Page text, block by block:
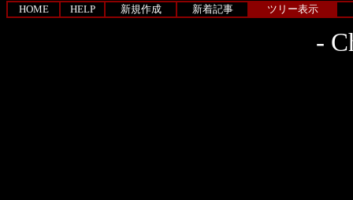
HOME HELP 新規作成 新着記事 ツリー表示
-